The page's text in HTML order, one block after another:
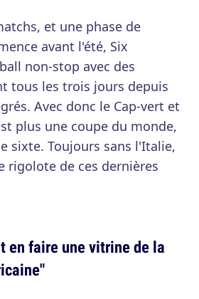
et une phase de
avant l'été, Six
non-stop avec des
tous les trois jours depuis
Avec donc le Cap-vert et
plus une coupe du monde,
sixte. Toujours sans l'Italie,
rigolote de ces dernières
en faire une vitrine de la